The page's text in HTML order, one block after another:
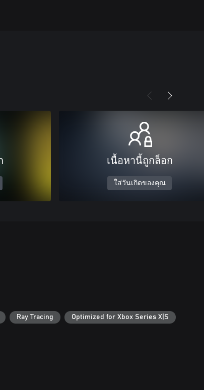
เนื้อหานี้ถูกล็อก
ใส่วันเกิดของคุณ
Ray Tracing Optimized for Xbox Series X|S